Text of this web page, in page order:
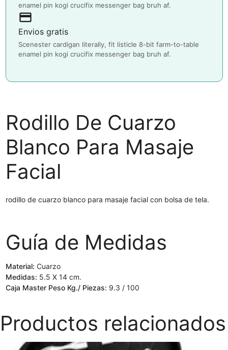
enamel pin kogi crucifix messenger bag bruh af.
payment
Envios gratis
Scenester cardigan literally, fit listicle 8-bit farm-to-table
enamel pin kogi crucifix messenger bag bruh af.
Rodillo De Cuarzo
Blanco Para Masaje
Facial
rodillo de cuarzo blanco para masaje facial con bolsa de tela.
Guía de Medidas
Material: Cuarzo
Medidas: 5.5 X 14 cm.
Caja Master Peso Kg./ Piezas: 9.3 / 100
Productos relacionados